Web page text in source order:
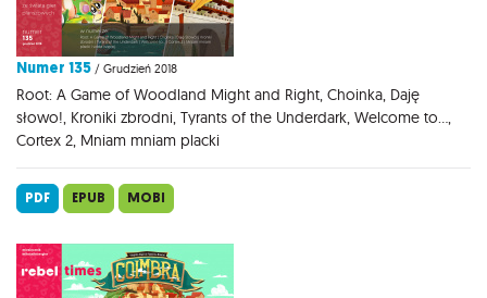
Numer 135 / Grudzień 2018
Root: A Game of Woodland Might and Right, Choinka, Daję
słowo!, Kroniki zbrodni, Tyrants of the Underdark, Welcome to...,
Cortex 2, Mniam mniam placki
PDF EPUB MOBI